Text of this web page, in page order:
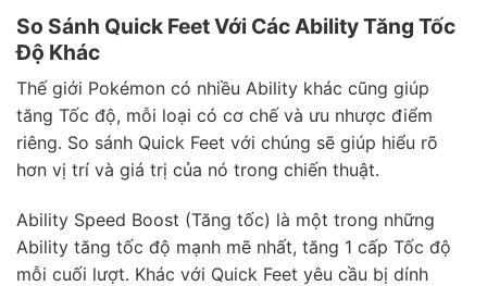
So Sánh Quick Feet Với Các Ability Tăng Tốc
Độ Khác
Thế giới Pokémon có nhiều Ability khác cũng giúp
tăng Tốc độ, mỗi loại có cơ chế và ưu nhược điểm
riêng. So sánh Quick Feet với chúng sẽ giúp hiểu rõ
hơn vị trí và giá trị của nó trong chiến thuật.
Ability Speed Boost (Tăng tốc) là một trong những
Ability tăng tốc độ mạnh mẽ nhất, tăng 1 cấp Tốc độ
mỗi cuối lượt. Khác với Quick Feet yêu cầu bị dính